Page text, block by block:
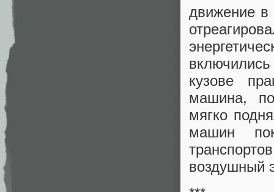
движение в
кузове
машина,
мягко
машин
воздушный